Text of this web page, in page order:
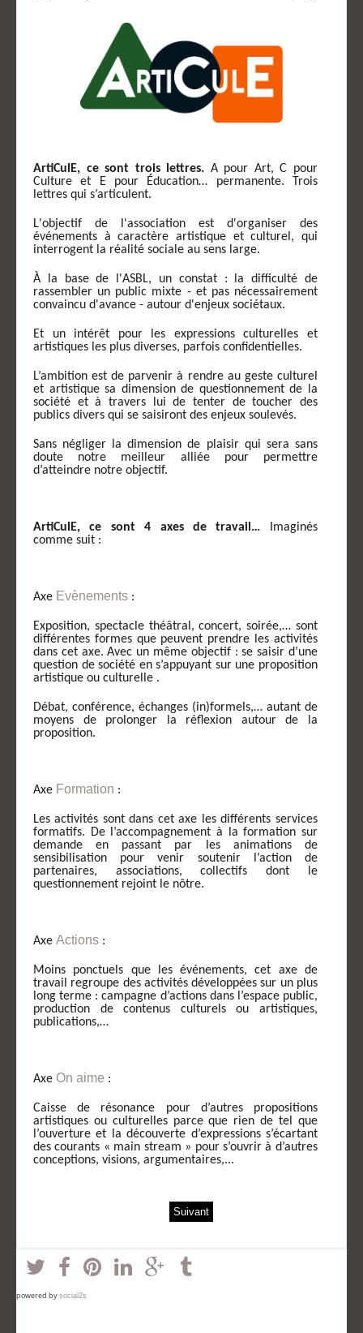
ArtiCulE, ce sont trois lettres. A pour Art, C pour
Culture et E pour Éducation… permanente. Trois
lettres qui s’articulent.
L'objectif de l'association est d'organiser des
événements à caractère artistique et culturel, qui
interrogent la réalité sociale au sens large.
À la base de l'ASBL, un constat : la difficulté de
rassembler un public mixte - et pas nécessairement
convaincu d'avance - autour d'enjeux sociétaux.
Et un intérêt pour les expressions culturelles et
artistiques les plus diverses, parfois confidentielles.
L’ambition est de parvenir à rendre au geste culturel
et artistique sa dimension de questionnement de la
société et à travers lui de tenter de toucher des
publics divers qui se saisiront des enjeux soulevés.
Sans négliger la dimension de plaisir qui sera sans
doute notre meilleur alliée pour permettre
d’atteindre notre objectif.
ArtiCulE, ce sont 4 axes de travail… Imaginés
comme suit :
Axe Evènements :
Exposition, spectacle théâtral, concert, soirée,… sont
différentes formes que peuvent prendre les activités
dans cet axe. Avec un même objectif : se saisir d’une
question de société en s’appuyant sur une proposition
artistique ou culturelle .
Débat, conférence, échanges (in)formels,… autant de
moyens de prolonger la réflexion autour de la
proposition.
Axe Formation :
Les activités sont dans cet axe les différents services
formatifs. De l’accompagnement à la formation sur
demande en passant par les animations de
sensibilisation pour venir soutenir l’action de
partenaires, associations, collectifs dont le
questionnement rejoint le nôtre.
Axe Actions :
Moins ponctuels que les événements, cet axe de
travail regroupe des activités développées sur un plus
long terme : campagne d’actions dans l’espace public,
production de contenus culturels ou artistiques,
publications,…
Axe On aime :
Caisse de résonance pour d’autres propositions
artistiques ou culturelles parce que rien de tel que
l’ouverture et la découverte d’expressions s’écartant
des courants « main stream » pour s’ouvrir à d’autres
conceptions, visions, argumentaires,...
Suivant
powered by social2s